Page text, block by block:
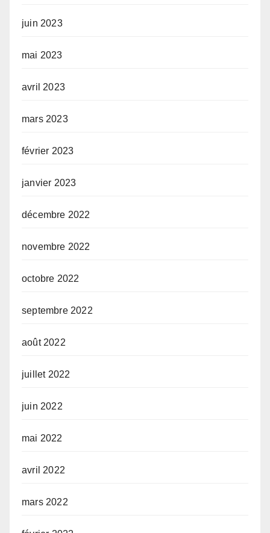
juin 2023
mai 2023
avril 2023
mars 2023
février 2023
janvier 2023
décembre 2022
novembre 2022
octobre 2022
septembre 2022
août 2022
juillet 2022
juin 2022
mai 2022
avril 2022
mars 2022